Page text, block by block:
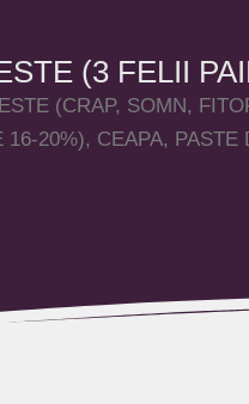
(3 FELII
(CRAP, SOMN,
16-20%), CEAPA, PASTE